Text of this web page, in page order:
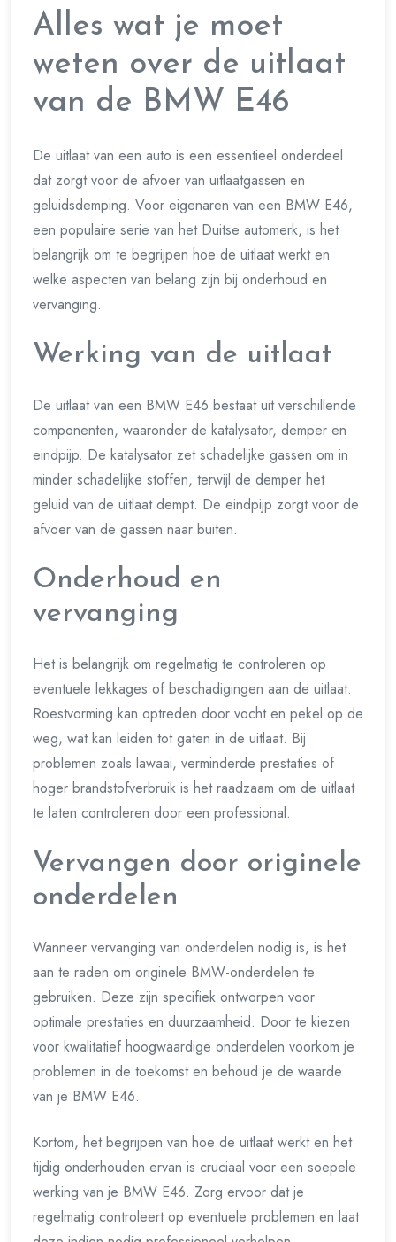
Alles wat je moet
weten over de uitlaat
van de BMW E46
De uitlaat van een auto is een essentieel onderdeel
dat zorgt voor de afvoer van uitlaatgassen en
geluidsdemping. Voor eigenaren van een BMW E46,
een populaire serie van het Duitse automerk, is het
belangrijk om te begrijpen hoe de uitlaat werkt en
welke aspecten van belang zijn bij onderhoud en
vervanging.
Werking van de uitlaat
De uitlaat van een BMW E46 bestaat uit verschillende
componenten, waaronder de katalysator, demper en
eindpijp. De katalysator zet schadelijke gassen om in
minder schadelijke stoffen, terwijl de demper het
geluid van de uitlaat dempt. De eindpijp zorgt voor de
afvoer van de gassen naar buiten.
Onderhoud en
vervanging
Het is belangrijk om regelmatig te controleren op
eventuele lekkages of beschadigingen aan de uitlaat.
Roestvorming kan optreden door vocht en pekel op de
weg, wat kan leiden tot gaten in de uitlaat. Bij
problemen zoals lawaai, verminderde prestaties of
hoger brandstofverbruik is het raadzaam om de uitlaat
te laten controleren door een professional.
Vervangen door originele
onderdelen
Wanneer vervanging van onderdelen nodig is, is het
aan te raden om originele BMW-onderdelen te
gebruiken. Deze zijn specifiek ontworpen voor
optimale prestaties en duurzaamheid. Door te kiezen
voor kwalitatief hoogwaardige onderdelen voorkom je
problemen in de toekomst en behoud je de waarde
van je BMW E46.
Kortom, het begrijpen van hoe de uitlaat werkt en het
tijdig onderhouden ervan is cruciaal voor een soepele
werking van je BMW E46. Zorg ervoor dat je
regelmatig controleert op eventuele problemen en laat